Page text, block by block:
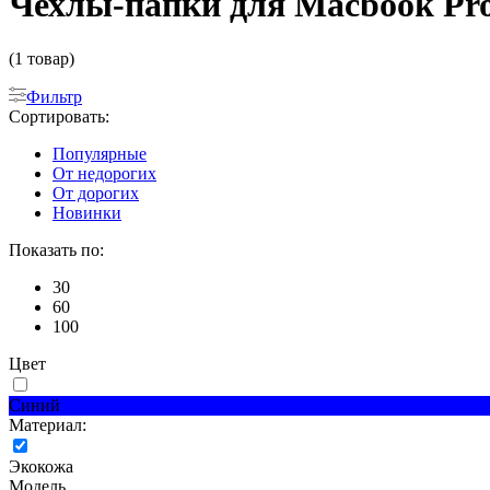
(1 товар)
Фильтр
Сортировать:
Популярные
От недорогих
От дорогих
Новинки
Показать по:
30
60
100
Цвет
Синий
Материал:
Экокожа
Модель